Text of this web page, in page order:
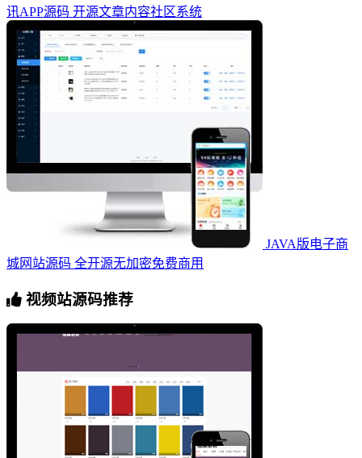
讯APP源码 开源文章内容社区系统
JAVA版电子商
城网站源码 全开源无加密免费商用
视频站源码推荐